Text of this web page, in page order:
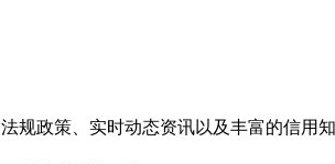
规政策、实时动态资讯以及丰富的信用